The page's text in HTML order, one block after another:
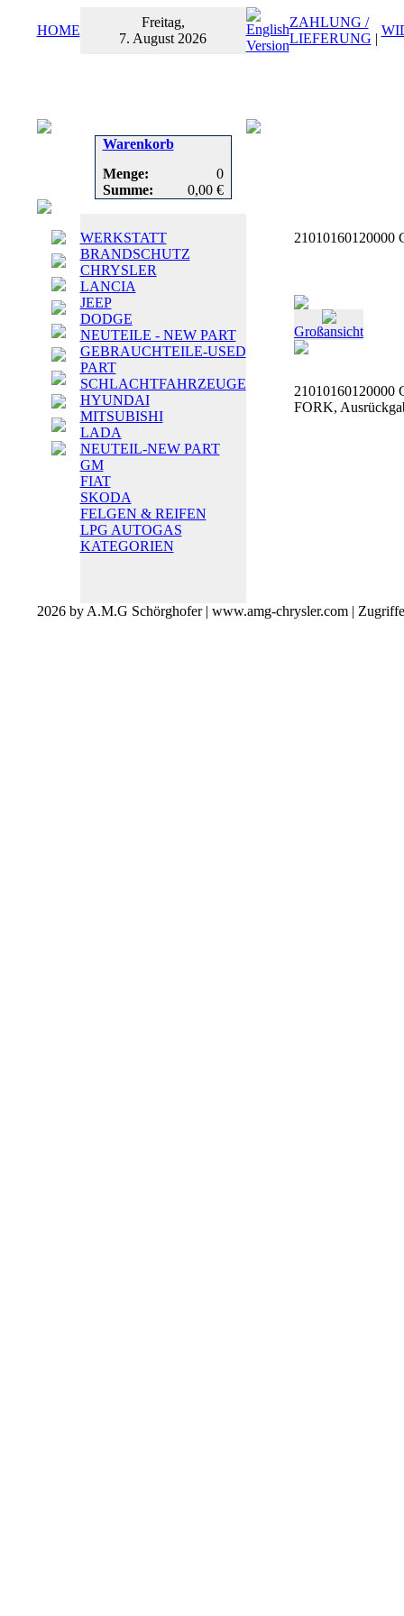
HOME
Freitag,
7. August 2026
ZAHLUNG /
LIEFERUNG |
Warenkorb
Menge:
0
Summe:
0,00 €
WERKSTATT
BRANDSCHUTZ
CHRYSLER
LANCIA
JEEP
DODGE
NEUTEILE - NEW PART
GEBRAUCHTEILE-USED
PART
SCHLACHTFAHRZEUGE
HYUNDAI
MITSUBISHI
LADA
NEUTEIL-NEW PART
GM
FIAT
SKODA
FELGEN & REIFEN
LPG AUTOGAS
KATEGORIEN
Großansicht
21010160120000
FORK,
2026 by A.M.G Schörghofer | www.amg-chrysler.com |